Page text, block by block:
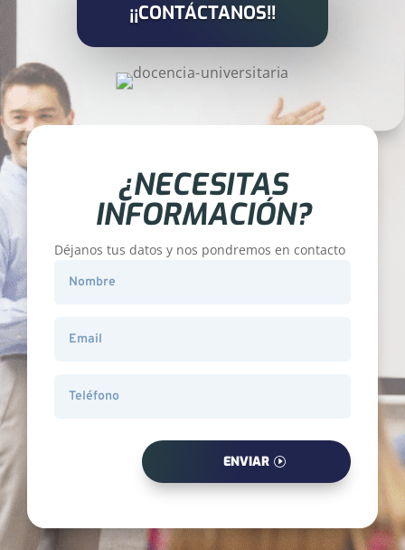
¡¡CONTÁCTANOS!!
¿NECESITAS
INFORMACIÓN?
Déjanos tus datos y nos pondremos en contacto
ENVIAR